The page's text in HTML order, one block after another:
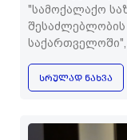
"სამოქალაქო
საქართველოში",
ᲡᲠᲣᲚᲐᲓ ᲜᲐᲮᲕᲐ